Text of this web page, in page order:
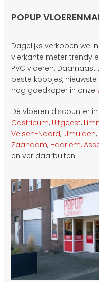
POPUP
Dagelijks verkopen we
vierkante meter trendy
PVC vloeren.
beste koopjes,
nog goedkoper in onze
Dé vloeren discounter in
Castricum, Uitgeest,
Velsen-Noord, IJmuiden,
Zaandam, Haarlem,
en ver daarbuiten.